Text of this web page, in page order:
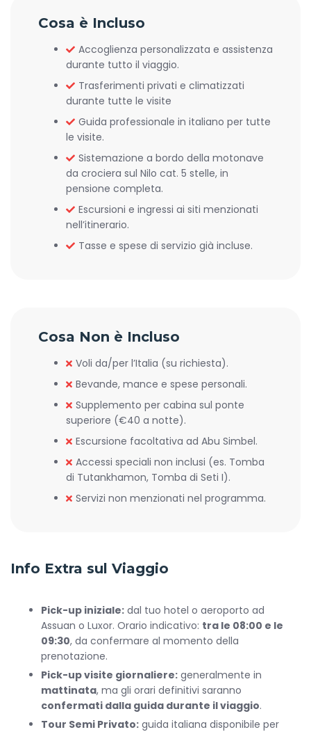
Cosa è Incluso
Accoglienza personalizzata e assistenza
durante tutto il viaggio.
Trasferimenti privati e climatizzati
durante tutte le visite
Guida professionale in italiano per tutte
le visite.
Sistemazione a bordo della motonave
da crociera sul Nilo cat. 5 stelle, in
pensione completa.
Escursioni e ingressi ai siti menzionati
nell’itinerario.
Tasse e spese di servizio già incluse.
Cosa Non è Incluso
Voli da/per l’Italia (su richiesta).
Bevande, mance e spese personali.
Supplemento per cabina sul ponte
superiore (€40 a notte).
Escursione facoltativa ad Abu Simbel.
Accessi speciali non inclusi (es. Tomba
di Tutankhamon, Tomba di Seti I).
Servizi non menzionati nel programma.
Info Extra sul Viaggio
Pick-up iniziale: dal tuo hotel o aeroporto ad
Assuan o Luxor. Orario indicativo: tra le 08:00 e le
09:30, da confermare al momento della
prenotazione.
Pick-up visite giornaliere: generalmente in
mattinata, ma gli orari definitivi saranno
confermati dalla guida durante il viaggio.
Tour Semi Privato: guida italiana disponibile per